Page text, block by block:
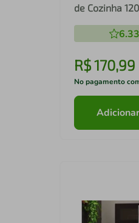
de Cozinha
CR20290
R$170,99
No pagamento